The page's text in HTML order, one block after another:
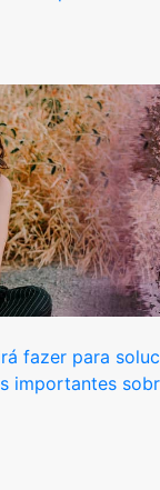
fazer para
importantes